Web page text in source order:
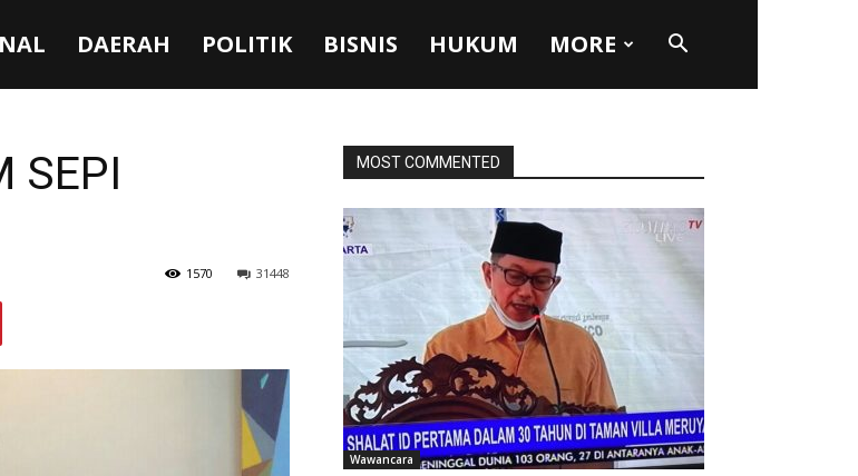
DAERAH POLITIK BISNIS HUKUM MORE
SEPI
31448
1570
MOST COMMENTED
Wawancara